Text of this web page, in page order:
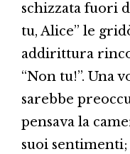
schizzata fuori
tu, Alice” le
addirittura
“Non tu!”. Una
sarebbe
pensava la
suoi sentimenti;